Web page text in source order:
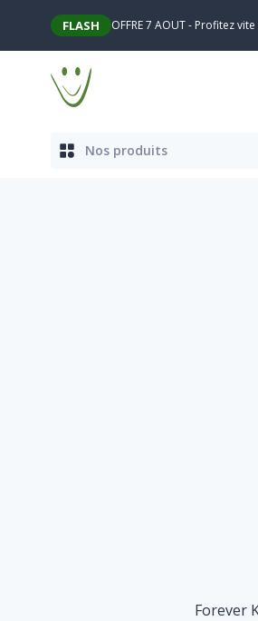
FLASH OFFRE 7 AOUT - Profitez
Nos produits
Forever